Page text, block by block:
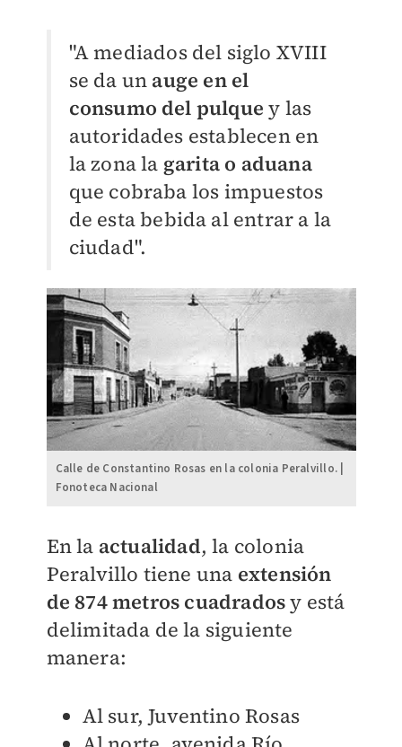
"A mediados del siglo XVIII
se da un auge en el
consumo del pulque y las
autoridades establecen en
la zona la garita o aduana
que cobraba los impuestos
de esta bebida al entrar a la
ciudad".
Calle de Constantino Rosas en la colonia Peralvillo. |
Fonoteca Nacional
En la actualidad, la colonia
Peralvillo tiene una extensión
de 874metros cuadradosy está
delimitada de la siguiente
manera:
Al sur, Juventino Rosas